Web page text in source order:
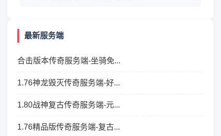
最新服务端
合击版本传奇服务端-坐骑免...
1.76神龙毁灭传奇服务端-好...
1.80战神复古传奇服务端-元...
1.76精品版传奇服务端-复古...